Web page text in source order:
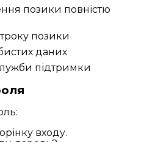
позики повністю
позики
даних
підтримки
входу.